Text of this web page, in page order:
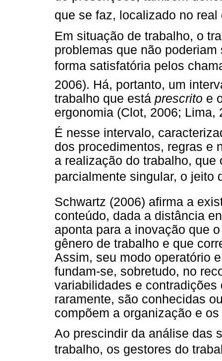
que se faz, localizado no
Em situação de trabalho, o
problemas que não
forma satisfatória pelos
2006). Há, portanto, um
trabalho que está prescrito e
ergonomia (Clot, 2006; Lima,
É nesse intervalo,
dos procedimentos, regras e
a realização do trabalho, que
parcialmente singular, o jeito
Schwartz (2006) afirma a
conteúdo, dada a distância
aponta para a inovação que
gênero de trabalho e que
Assim, seu modo operatório
fundam-se, sobretudo, no
variabilidades e
raramente, são conhecidas
compõem a organização e
Ao prescindir da análise das
trabalho, os gestores do